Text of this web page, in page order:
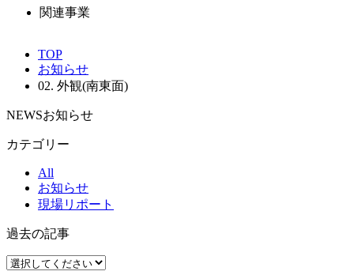
関連事業
TOP
お知らせ
02. 外観(南東面)
NEWSお知らせ
カテゴリー
All
お知らせ
現場リポート
過去の記事